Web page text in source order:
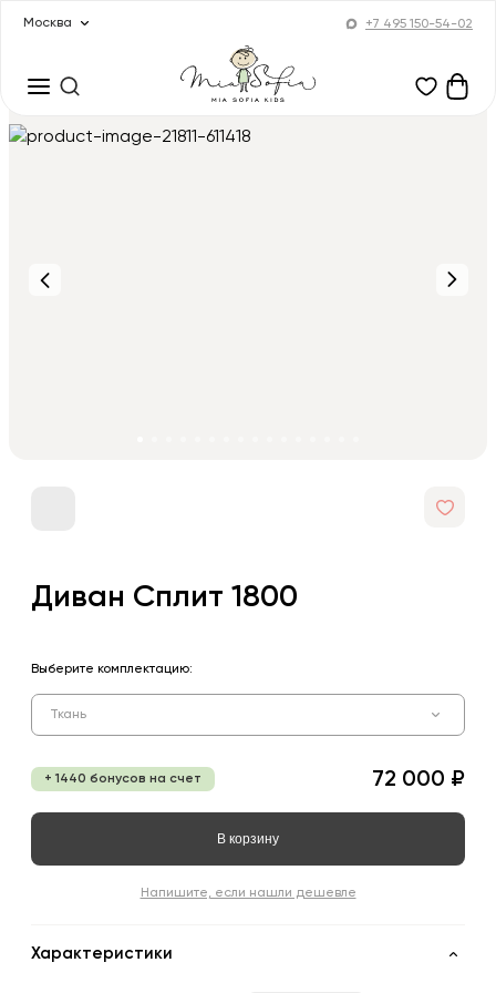
Москва +7 495 150-54-02
Диван Сплит 1800
Выберите комплектацию:
Ткань
+ 1440 бонусов на счет 72 000 ₽
В корзину
Напишите, если нашли дешевле
Характеристики